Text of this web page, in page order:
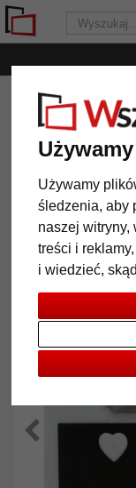
Używamy
śledzenia, aby
naszej
treści i
i wiedzieć,
WszystkieRamy.pl
Biała ścianka na
notatki
Biała
z
notatki
Powrót